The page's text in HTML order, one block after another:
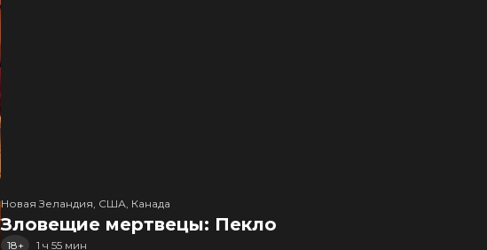
Новая Зеландия, США, Канада
Зловещие мертвецы: Пекло
18+ 1 ч 55 мин